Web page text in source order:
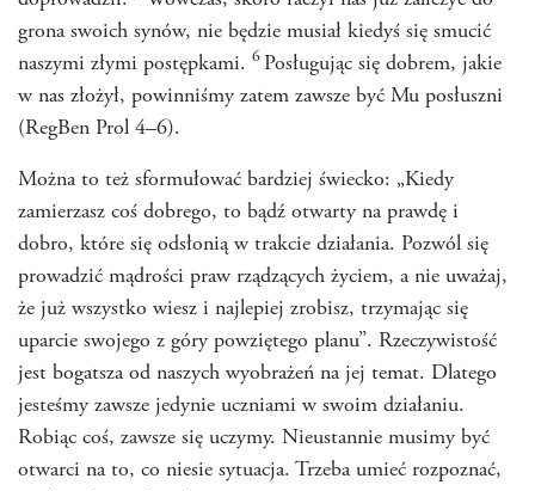
grona swoich synów, nie będzie musiał kiedyś się smucić
naszymi złymi postępkami. 6 Posługując się dobrem, jakie
w nas złożył, powinniśmy zatem zawsze być Mu posłuszni
(RegBen Prol 4–6).
Można to też sformułować bardziej świecko: „Kiedy
zamierzasz coś dobrego, to bądź otwarty na prawdę i
dobro, które się odsłonią w trakcie działania. Pozwól się
prowadzić mądrości praw rządzących życiem, a nie uważaj,
że już wszystko wiesz i najlepiej zrobisz, trzymając się
uparcie swojego z góry powziętego planu”. Rzeczywistość
jest bogatsza od naszych wyobrażeń na jej temat. Dlatego
jesteśmy zawsze jedynie uczniami w swoim działaniu.
Robiąc coś, zawsze się uczymy. Nieustannie musimy być
otwarci na to, co niesie sytuacja. Trzeba umieć rozpoznać,